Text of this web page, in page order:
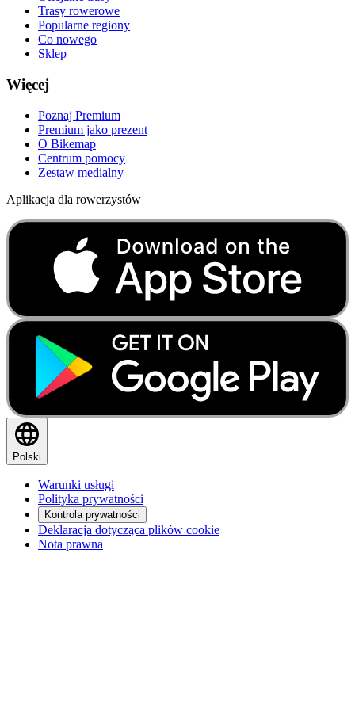
Trasy rowerowe
Popularne regiony
Co nowego
Sklep
Więcej
Poznaj Premium
Premium jako prezent
O Bikemap
Centrum pomocy
Zestaw medialny
Aplikacja dla rowerzystów
Polski
Warunki usługi
Polityka prywatności
Kontrola prywatności
Deklaracja dotycząca plików cookie
Nota prawna